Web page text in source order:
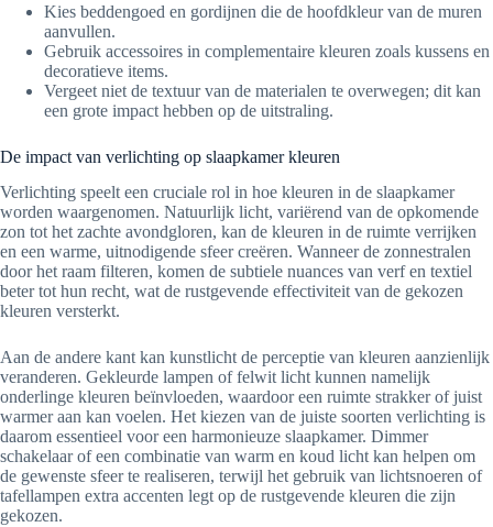
Kies beddengoed en gordijnen die de hoofdkleur van de muren
aanvullen.
Gebruik accessoires in complementaire kleuren zoals kussens en
decoratieve items.
Vergeet niet de textuur van de materialen te overwegen; dit kan
een grote impact hebben op de uitstraling.
De impact van verlichting op slaapkamer kleuren
Verlichting speelt een cruciale rol in hoe kleuren in de slaapkamer
worden waargenomen. Natuurlijk licht, variërend van de opkomende
zon tot het zachte avondgloren, kan de kleuren in de ruimte verrijken
en een warme, uitnodigende sfeer creëren. Wanneer de zonnestralen
door het raam filteren, komen de subtiele nuances van verf en textiel
beter tot hun recht, wat de rustgevende effectiviteit van de gekozen
kleuren versterkt.
Aan de andere kant kan kunstlicht de perceptie van kleuren aanzienlijk
veranderen. Gekleurde lampen of felwit licht kunnen namelijk
onderlinge kleuren beïnvloeden, waardoor een ruimte strakker of juist
warmer aan kan voelen. Het kiezen van de juiste soorten verlichting is
daarom essentieel voor een harmonieuze slaapkamer. Dimmer
schakelaar of een combinatie van warm en koud licht kan helpen om
de gewenste sfeer te realiseren, terwijl het gebruik van lichtsnoeren of
tafellampen extra accenten legt op de rustgevende kleuren die zijn
gekozen.